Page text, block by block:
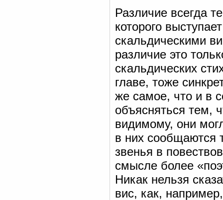
Различие всегда
которого
скальдическими
различие это
скальдических
главе, тоже
же самое, что и в
объясняться тем,
видимому, они
в них сообщаются
звенья в
смысле более
Никак нельзя
вис, как,